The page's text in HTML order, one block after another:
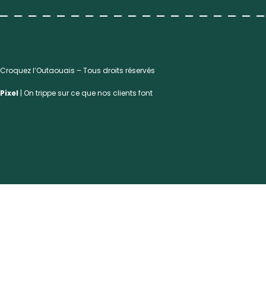
Croquez l’Outaouais – Tous droits réservés
Pixel | On trippe sur ce que nos clients font